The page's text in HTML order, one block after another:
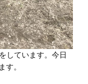
しています。今日
す。